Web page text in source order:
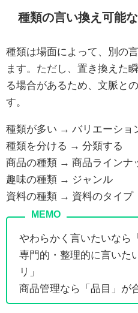
種類の言い換え可能
種類は場面によって、別の
ます。ただし、置き換えた
る場合があるため、文脈と
す。
種類が多い → バリエーショ
種類を分ける → 分類する
商品の種類 → 商品ラインナ
趣味の種類 → ジャンル
資料の種類 → 資料のタイプ
やわらかく言いたいなら
専門的・整理的に言いた
リ」
商品管理なら「品目」が